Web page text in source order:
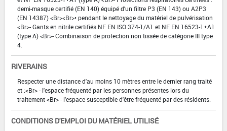
demi-masque certifié (EN 140) équipé d'un filtre P3 (EN 143) ou A2P3
(EN 14387) <Br><Br>• pendant le nettoyage du matériel de pulvérisation
<Br>- Gants en nitrile certifiés NF EN ISO 374-1/A1 et NF EN 16523-1+A1
(type A) <Br>- Combinaison de protection non tissée de catégorie III type
4.
RIVERAINS
Respecter une distance d'au moins 10 mètres entre le dernier rang traité
et :<Br> - l'espace fréquenté par les personnes présentes lors du
traitement <Br> - l'espace susceptible d'être fréquenté par des résidents.
CONDITIONS D'EMPLOI DU MATÉRIEL UTILISÉ